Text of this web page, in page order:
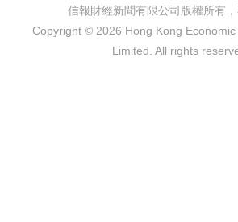
信報財經新聞有限公司版權所有，
Copyright © 2026 Hong Kong
Limited. All rights